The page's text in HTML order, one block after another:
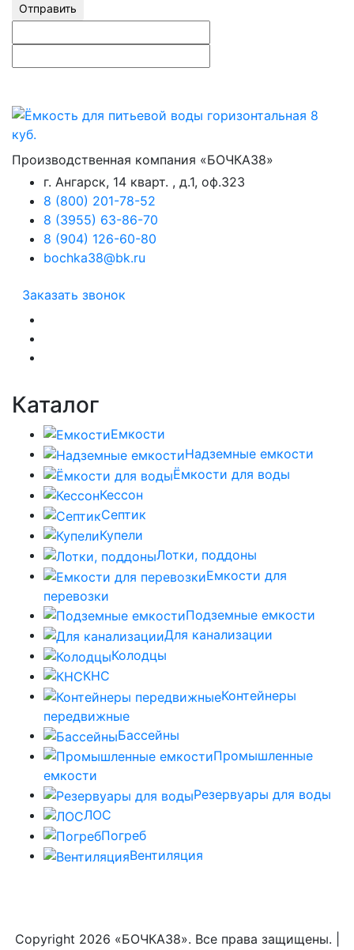
Отправить
Производственная компания «БОЧКА38»
г. Ангарск, 14 кварт. , д.1, оф.323
8 (800) 201-78-52
8 (3955) 63-86-70
8 (904) 126-60-80
bochka38@bk.ru
Заказать звонок
Каталог
Емкости
Надземные емкости
Ёмкости для воды
Кессон
Септик
Купели
Лотки, поддоны
Емкости для
перевозки
Подземные емкости
Для канализации
Колодцы
КНС
Контейнеры
передвижные
Бассейны
Промышленные
емкости
Резервуары для воды
ЛОС
Погреб
Вентиляция
Copyright 2026 «БОЧКА38». Все права защищены. |